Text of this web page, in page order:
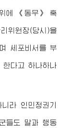
에 《동무》 혹
위원장(당시)을
세포비서를 부
다고 하나하나
라 인민정권기
들도 말과 행동